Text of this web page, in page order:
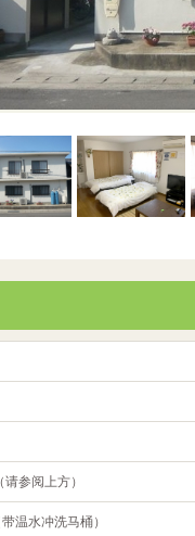
参阅上方）
温水冲洗马桶）